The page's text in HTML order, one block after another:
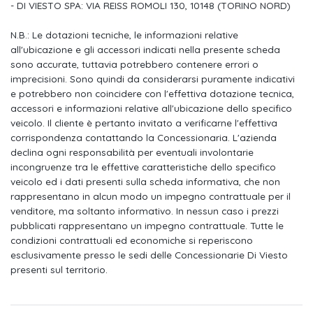
Sistema di ausilio al parcheggio posteriore
Gusci specchietti retrovisivi esterni in colore carrozzeria
Modanature nere ai finestrini
Specchietto retrovisivo interno schermabile manualmente
Servosterzo progressivo
Volante sportivo multifunzionale in pelle a 3 razze
Climatizzatore automatico comfort a 2 zone
Vetri atermici
Kit riparazione pneumatico
- DI VIESTO SPA: VIA REISS ROMOLI 130, 10148 (TORINO NORD)
N.B.: Le dotazioni tecniche, le informazioni relative
all'ubicazione e gli accessori indicati nella presente scheda
sono accurate, tuttavia potrebbero contenere errori o
imprecisioni. Sono quindi da considerarsi puramente indicativi
e potrebbero non coincidere con l'effettiva dotazione tecnica,
accessori e informazioni relative all'ubicazione dello specifico
veicolo. Il cliente è pertanto invitato a verificarne l'effettiva
corrispondenza contattando la Concessionaria. L'azienda
declina ogni responsabilità per eventuali involontarie
incongruenze tra le effettive caratteristiche dello specifico
veicolo ed i dati presenti sulla scheda informativa, che non
rappresentano in alcun modo un impegno contrattuale per il
venditore, ma soltanto informativo. In nessun caso i prezzi
pubblicati rappresentano un impegno contrattuale. Tutte le
condizioni contrattuali ed economiche si reperiscono
esclusivamente presso le sedi delle Concessionarie Di Viesto
presenti sul territorio.